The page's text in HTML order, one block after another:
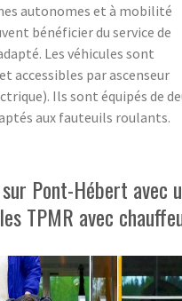
autonomes et à mobilité
bénéficier du service de
Les véhicules sont
accessibles par ascenseur
Ils sont équipés de
aux fauteuils roulants.
Pont-Hébert avec
TPMR avec